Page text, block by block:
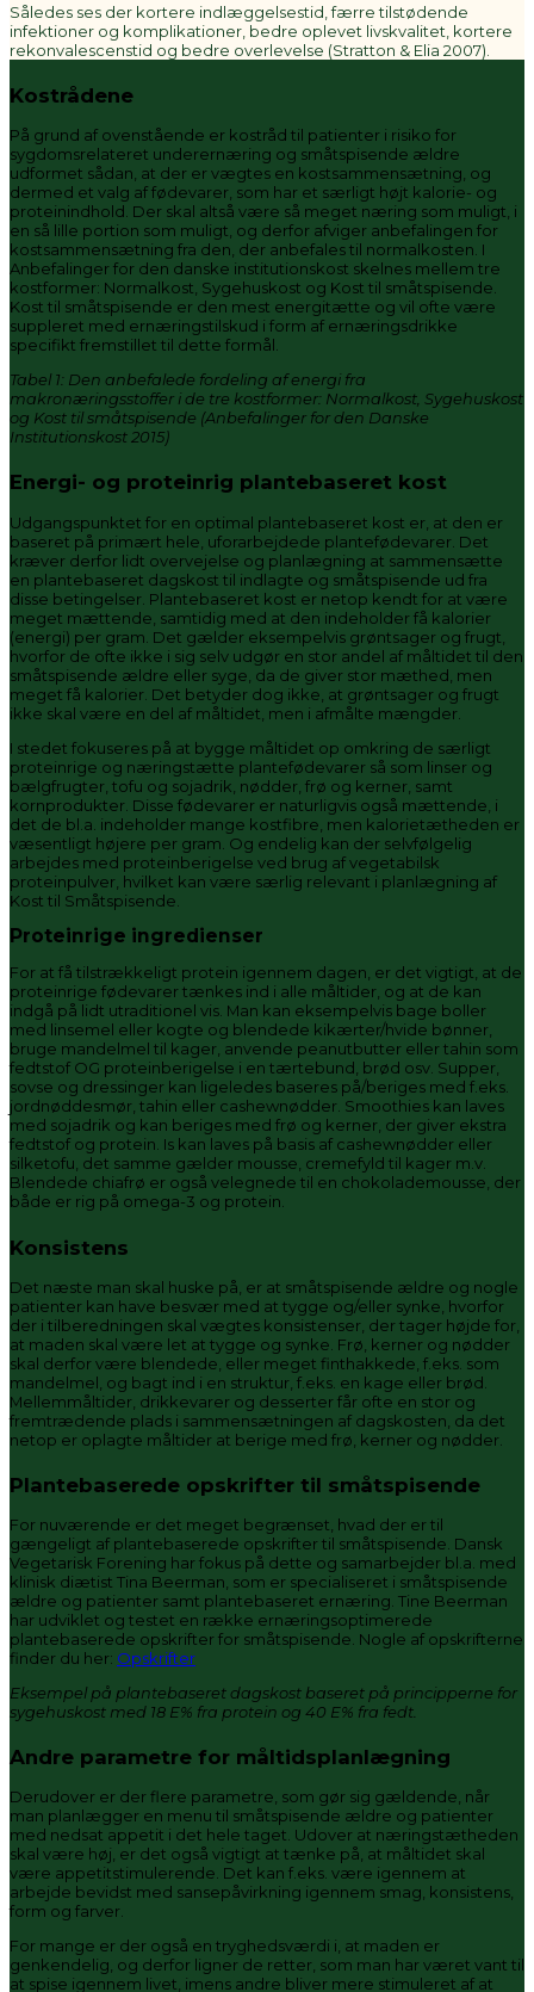
Således ses der kortere indlæggelsestid, færre tilstødende
infektioner og komplikationer, bedre oplevet livskvalitet, kortere
rekonvalescenstid og bedre overlevelse (Stratton & Elia 2007).
Kostrådene
På grund af ovenstående er kostråd til patienter i risiko for
sygdomsrelateret underernæring og småtspisende ældre
udformet sådan, at der er vægtes en kostsammensætning, og
dermed et valg af fødevarer, som har et særligt højt kalorie- og
proteinindhold. Der skal altså være så meget næring som muligt, i
en så lille portion som muligt, og derfor afviger anbefalingen for
kostsammensætning fra den, der anbefales til normalkosten. I
Anbefalinger for den danske institutionskost skelnes mellem tre
kostformer: Normalkost, Sygehuskost og Kost til småtspisende.
Kost til småtspisende er den mest energitætte og vil ofte være
suppleret med ernæringstilskud i form af ernæringsdrikke
specifikt fremstillet til dette formål.
Tabel 1: Den anbefalede fordeling af energi fra
makronæringsstoffer i de tre kostformer: Normalkost, Sygehuskost
og Kost til småtspisende (Anbefalinger for den Danske
Institutionskost 2015)
Energi- og proteinrig plantebaseret kost
Udgangspunktet for en optimal plantebaseret kost er, at den er
baseret på primært hele, uforarbejdede plantefødevarer. Det
kræver derfor lidt overvejelse og planlægning at sammensætte
en plantebaseret dagskost til indlagte og småtspisende ud fra
disse betingelser. Plantebaseret kost er netop kendt for at være
meget mættende, samtidig med at den indeholder få kalorier
(energi) per gram. Det gælder eksempelvis grøntsager og frugt,
hvorfor de ofte ikke i sig selv udgør en stor andel af måltidet til den
småtspisende ældre eller syge, da de giver stor mæthed, men
meget få kalorier. Det betyder dog ikke, at grøntsager og frugt
ikke skal være en del af måltidet, men i afmålte mængder.
I stedet fokuseres på at bygge måltidet op omkring de særligt
proteinrige og næringstætte plantefødevarer så som linser og
bælgfrugter, tofu og sojadrik, nødder, frø og kerner, samt
kornprodukter. Disse fødevarer er naturligvis også mættende, i
det de bl.a. indeholder mange kostfibre, men kalorietætheden er
væsentligt højere per gram. Og endelig kan der selvfølgelig
arbejdes med proteinberigelse ved brug af vegetabilsk
proteinpulver, hvilket kan være særlig relevant i planlægning af
Kost til Småtspisende.
Proteinrige ingredienser
For at få tilstrækkeligt protein igennem dagen, er det vigtigt, at de
proteinrige fødevarer tænkes ind i alle måltider, og at de kan
indgå på lidt utraditionel vis. Man kan eksempelvis bage boller
med linsemel eller kogte og blendede kikærter/hvide bønner,
bruge mandelmel til kager, anvende peanutbutter eller tahin som
fedtstof OG proteinberigelse i en tærtebund, brød osv. Supper,
sovse og dressinger kan ligeledes baseres på/beriges med f.eks.
jordnøddesmør, tahin eller cashewnødder. Smoothies kan laves
med sojadrik og kan beriges med frø og kerner, der giver ekstra
fedtstof og protein. Is kan laves på basis af cashewnødder eller
silketofu, det samme gælder mousse, cremefyld til kager m.v.
Blendede chiafrø er også velegnede til en chokolademousse, der
både er rig på omega-3 og protein.
Konsistens
Det næste man skal huske på, er at småtspisende ældre og nogle
patienter kan have besvær med at tygge og/eller synke, hvorfor
der i tilberedningen skal vægtes konsistenser, der tager højde for,
at maden skal være let at tygge og synke. Frø, kerner og nødder
skal derfor være blendede, eller meget finthakkede, f.eks. som
mandelmel, og bagt ind i en struktur, f.eks. en kage eller brød.
Mellemmåltider, drikkevarer og desserter får ofte en stor og
fremtrædende plads i sammensætningen af dagskosten, da det
netop er oplagte måltider at berige med frø, kerner og nødder.
Plantebaserede opskrifter til småtspisende
For nuværende er det meget begrænset, hvad der er til
gængeligt af plantebaserede opskrifter til småtspisende. Dansk
Vegetarisk Forening har fokus på dette og samarbejder bl.a. med
klinisk diætist Tina Beerman, som er specialiseret i småtspisende
ældre og patienter samt plantebaseret ernæring. Tine Beerman
har udviklet og testet en række ernæringsoptimerede
plantebaserede opskrifter for småtspisende. Nogle af opskrifterne
finder du her: Opskrifter
Eksempel på plantebaseret dagskost baseret på principperne for
sygehuskost med 18 E% fra protein og 40 E% fra fedt.
Andre parametre for måltidsplanlægning
Derudover er der flere parametre, som gør sig gældende, når
man planlægger en menu til småtspisende ældre og patienter
med nedsat appetit i det hele taget. Udover at næringstætheden
skal være høj, er det også vigtigt at tænke på, at måltidet skal
være appetitstimulerende. Det kan f.eks. være igennem at
arbejde bevidst med sansepåvirkning igennem smag, konsistens,
form og farver.
For mange er der også en tryghedsværdi i, at maden er
genkendelig, og derfor ligner de retter, som man har været vant til
at spise igennem livet, imens andre bliver mere stimuleret af at